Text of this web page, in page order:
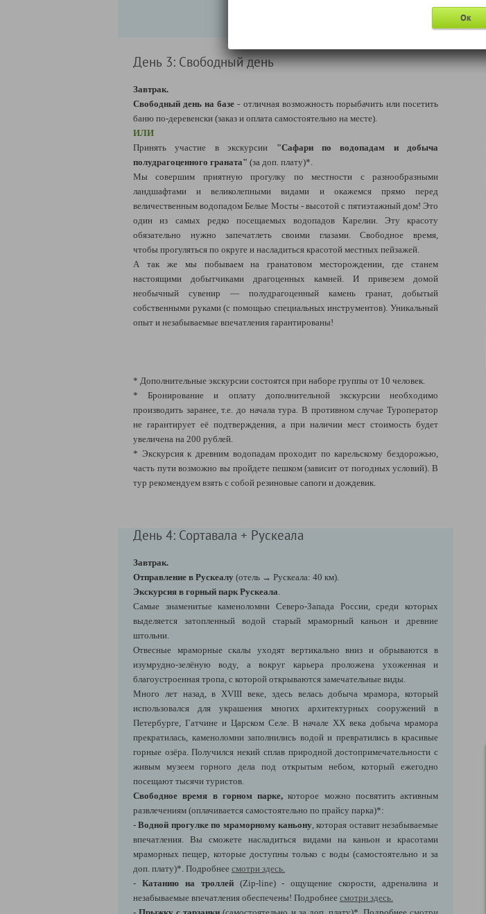
День 3: Свободный день
Завтрак.
Свободный день на базе - отличная возможность порыбачить или посетить
баню по-деревенски (заказ и оплата самостоятельно на месте).
ИЛИ
Принять участие в
экскурсии "Сафари по водопадам и добыча
полудрагоценного граната" (за доп. плату)*.
Мы совершим приятную прогулку по местности с разнообразными
ландшафтами и великолепными видами и окажемся прямо перед
величественным водопадом Белые Мосты - высотой с пятиэтажный дом! Это
один из самых редко посещаемых водопадов Карелии. Эту красоту
обязательно нужно запечатлеть своими глазами. Свободное время,
чтобы прогуляться по округе и насладиться красотой местных пейзажей.
А так же мы побываем на гранатовом месторождении, где станем
настоящими добытчиками драгоценных камней. И привезем домой
необычный сувенир — полудрагоценный камень гранат, добытый
собственными руками (с помощью специальных инструментов). Уникальный
опыт и незабываемые впечатления гарантированы!
* Дополнительные экскурсии состоятся при наборе группы от 10 человек.
* Бронирование и оплату дополнительной экскурсии необходимо
производить заранее, т.е. до начала тура. В противном случае Туроператор
не гарантирует её подтверждения, а при наличии мест стоимость будет
увеличена на 200 рублей.
* Экскурсия к древним водопадам проходит по карельскому бездорожью,
часть пути возможно вы пройдете пешком (зависит от погодных условий). В
тур рекомендуем взять с собой резиновые сапоги и дождевик.
День 4: Сортавала + Рускеала
Завтрак.
Отправление в Рускеалу (отель → Рускеала: 40 км).
Экскурсия в горный парк Рускеала
Самые знаменитые каменоломни Северо-Запада России, среди которых
выделяется затопленный водой старый мраморный каньон и древние
штольни.
Отвесные мраморные скалы уходят вертикально вниз и обрываются в
изумрудно-зелёную воду, а вокруг карьера проложена ухоженная и
благоустроенная тропа, с которой открываются замечательные виды.
Много лет назад, в XVIII веке, здесь велась добыча мрамора, который
использовался для украшения многих архитектурных сооружений в
Петербурге, Гатчине и Царском Селе. В начале XX века добыча мрамора
прекратилась, каменоломни заполнились водой и превратились в красивые
горные озёра. Получился некий сплав природной достопримечательности с
живым музеем горного дела под открытым небом, который ежегодно
посещают тысячи туристов.
Свободное время в горном парке, которое можно посвятить активным
развлечениям (оплачивается самостоятельно по прайсу парка)*:
-Водной прогулке по мраморному каньону, которая оставит незабываемые
впечатления. Вы сможете насладиться видами на каньон и красотами
мраморных пещер, которые доступны только с воды (самостоятельно и за
доп. плату)*. Подробнее смотри здесь.
- Катанию на троллей(Zip-line) - ощущение скорости, адреналина и
незабываемые впечатления обеспечены! Подробнее смотри здесь.
Ок